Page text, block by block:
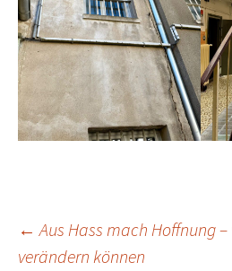
← Aus Hass mach Hoffnung
verändern können